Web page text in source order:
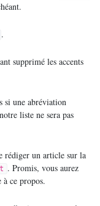
.
supprimé les accents
si une abréviation
liste ne sera pas
rédiger un article sur la
. Promis, vous aurez
à ce propos.